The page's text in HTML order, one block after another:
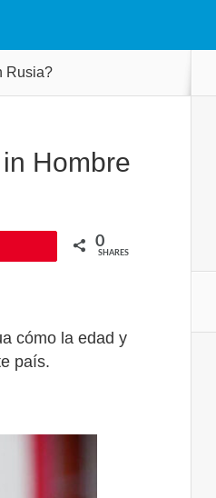
Rusia?
Hombre
0
SHARES
cómo la edad y
país.